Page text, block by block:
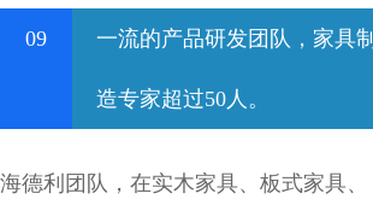
09 一流的产品研发团队，家具制
造专家超过50人。
海德利团队，在实木家具、板式家具、